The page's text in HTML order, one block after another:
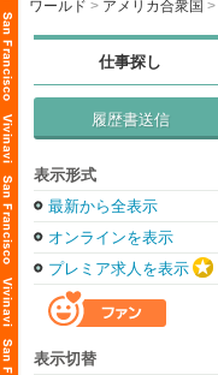
ワールド > アメリカ合衆国 >
仕事探し
履歴書送信
表示形式
最新から全表示
オンラインを表示
プレミア求人を表示
表示切替